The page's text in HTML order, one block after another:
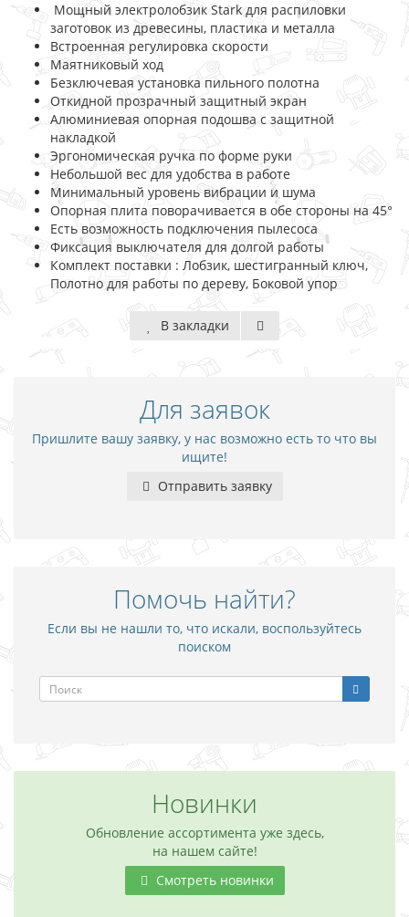
Мощный электролобзик Stark для распиловки
заготовок из древесины, пластика и металла
Встроенная регулировка скорости
Маятниковый ход
Безключевая установка пильного полотна
Откидной прозрачный защитный экран
Алюминиевая опорная подошва с защитной
накладкой
Эргономическая ручка по форме руки
Небольшой вес для удобства в работе
Минимальный уровень вибрации и шума
Опорная плита поворачивается в обе стороны на 45°
Есть возможность подключения пылесоса
Фиксация выключателя для долгой работы
Комплект поставки : Лобзик, шестигранный ключ,
Полотно для работы по дереву, Боковой упор
В закладки
Для заявок
Пришлите вашу заявку, у нас возможно есть то что вы
ищите!
Отправить заявку
Помочь найти?
Если вы не нашли то, что искали, воспользуйтесь
поиском
Новинки
Обновление ассортимента уже здесь,
на нашем сайте!
Смотреть новинки